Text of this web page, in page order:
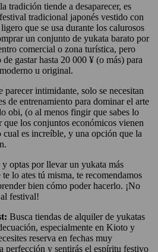
tradición tiende a desaparecer, es
tradicional japonés vestido con
que se usa durante los calurosos
un conjunto de yukata barato por
comercial o zona turística, pero
gastar hasta 20 000 ¥ (o más) para
u original.
parecer intimidante, solo se necesitan
de entrenamiento para dominar el arte
obi, (o al menos fingir que sabes lo
los conjuntos económicos vienen
es increíble, y una opción que la
optas por llevar un yukata más
lo ates tú misma, te recomendamos
bien cómo poder hacerlo. ¡No
festival!
Busca tiendas de alquiler de yukatas
especialmente en Kioto y
reserva en fechas muy
perfección y sentirás el espíritu festivo